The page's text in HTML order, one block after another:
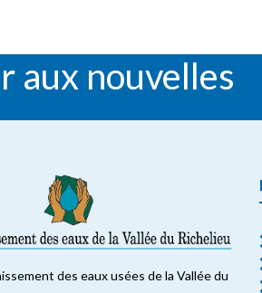
aux nouvelles
des eaux usées de la Vallée du